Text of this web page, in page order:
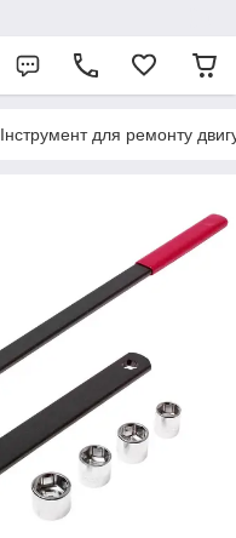
Інструмент для ремонту